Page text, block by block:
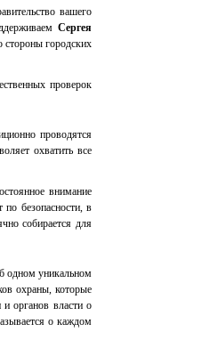
вашего
Сергея
стороны городских
проверок
проводятся
охватить все
внимание
безопасности, в
собирается для
одном уникальном
охраны, которые
органов власти о
о каждом